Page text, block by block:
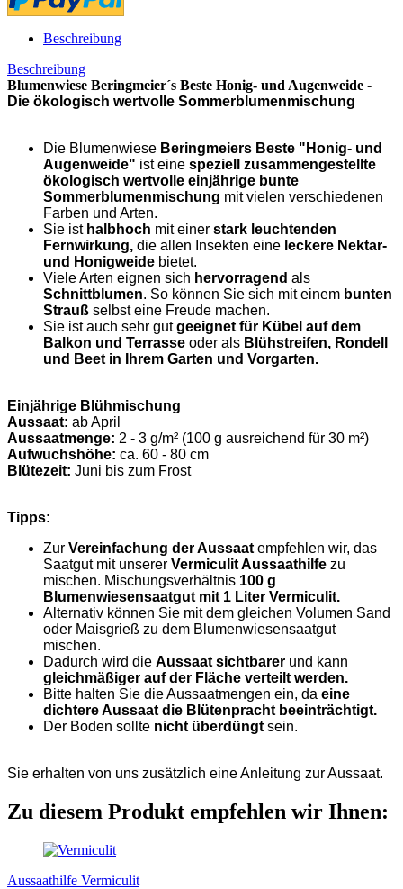
Beschreibung
Beschreibung
Blumenwiese Beringmeier´s Beste Honig- und Augenweide -
Die ökologisch wertvolle Sommerblumenmischung
Die Blumenwiese Beringmeiers Beste "Honig- und
Augenweide" ist eine speziell zusammengestellte
ökologisch wertvolle einjährige bunte
Sommerblumenmischung mit vielen verschiedenen
Farben und Arten.
Sie ist halbhoch mit einer stark leuchtenden
Fernwirkung, die allen Insekten eine leckere Nektar-
und Honigweide bietet.
Viele Arten eignen sich hervorragend als
Schnittblumen. So können Sie sich mit einem bunten
Strauß selbst eine Freude machen.
Sie ist auch sehr gutgeeignet für Kübel auf dem
Balkon und Terrasse oder als Blühstreifen, Rondell
und Beet in Ihrem Garten und Vorgarten.
Einjährige Blühmischung
Aussaat: ab April
Aussaatmenge: 2 - 3 g/m² (100 g ausreichend für 30 m²)
Aufwuchshöhe: ca. 60 - 80 cm
Blütezeit: Juni bis zum Frost
Tipps:
Zur Vereinfachung der Aussaat empfehlen wir, das
Saatgut mit unserer Vermiculit Aussaathilfe zu
mischen. Mischungsverhältnis 100 g
Blumenwiesensaatgut mit 1 Liter Vermiculit.
Alternativ können Sie mit dem gleichen Volumen Sand
oder Maisgrieß zu dem Blumenwiesensaatgut
mischen.
Dadurch wird die Aussaat sichtbarer und kann
gleichmäßiger auf der Fläche verteilt werden.
Bitte halten Sie die Aussaatmengen ein, da eine
dichtere Aussaat die Blütenpracht beeinträchtigt.
Der Boden sollte nicht überdüngt sein.
Sie erhalten von uns zusätzlich eine Anleitung zur Aussaat.
Zu diesem Produkt empfehlen wir Ihnen:
Aussaathilfe Vermiculit